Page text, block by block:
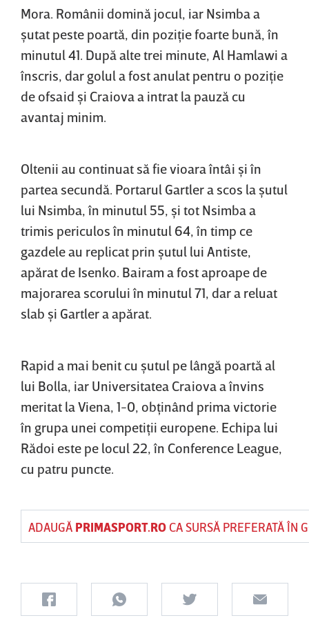
Mora. Românii domină jocul, iar Nsimba a
şutat peste poartă, din poziţie foarte bună, în
minutul 41. După alte trei minute, Al Hamlawi a
înscris, dar golul a fost anulat pentru o poziţie
de ofsaid şi Craiova a intrat la pauză cu
avantaj minim.
Oltenii au continuat să fie vioara întâi şi în
partea secundă. Portarul Gartler a scos la şutul
lui Nsimba, în minutul 55, şi tot Nsimba a
trimis periculos în minutul 64, în timp ce
gazdele au replicat prin şutul lui Antiste,
apărat de Isenko. Bairam a fost aproape de
majorarea scorului în minutul 71, dar a reluat
slab şi Gartler a apărat.
Rapid a mai benit cu şutul pe lângă poartă al
lui Bolla, iar Universitatea Craiova a învins
meritat la Viena, 1-0, obţinând prima victorie
în grupa unei competiţii europene. Echipa lui
Rădoi este pe locul 22, în Conference League,
cu patru puncte.
ADAUGĂ PRIMASPORT.ROCA SURSĂ PREFERATĂ ÎN